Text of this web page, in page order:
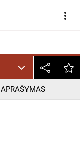
more_vert
APRAŠYMAS